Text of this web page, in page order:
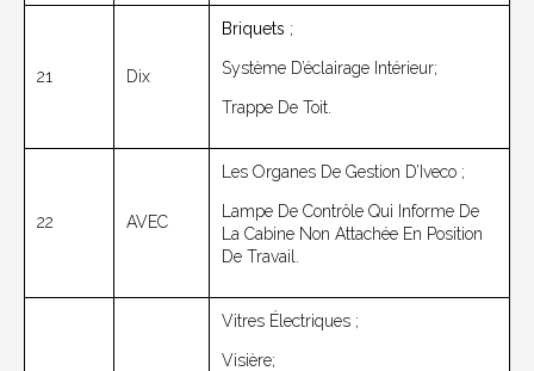
21 Dix
Briquets ;
Système D’éclairage Intérieur;
Trappe De Toit.
22 AVEC
Les Organes De Gestion D’Iveco ;
Lampe De Contrôle Qui Informe De
La Cabine Non Attachée En Position
De Travail.
Vitres Électriques ;
Visière;